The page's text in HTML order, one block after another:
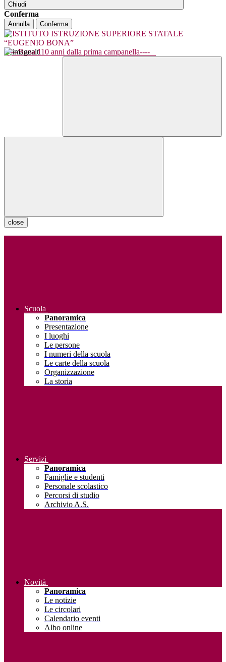
Chiudi
Conferma
Annulla Conferma
----Bona 110 anni dalla prima campanella----
close
Scuola
Panoramica
Presentazione
I luoghi
Le persone
I numeri della scuola
Le carte della scuola
Organizzazione
La storia
Servizi
Panoramica
Famiglie e studenti
Personale scolastico
Percorsi di studio
Archivio A.S.
Novità
Panoramica
Le notizie
Le circolari
Calendario eventi
Albo online